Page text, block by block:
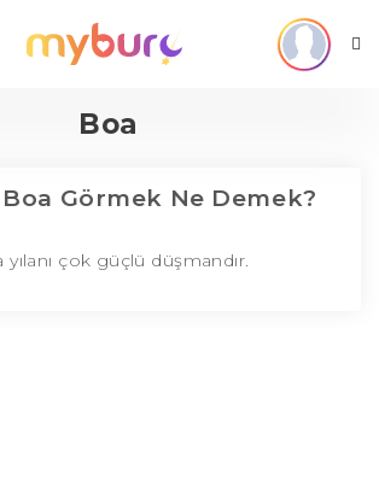
Boa
Görmek Ne Demek?
yılanı çok güçlü düşmandır.